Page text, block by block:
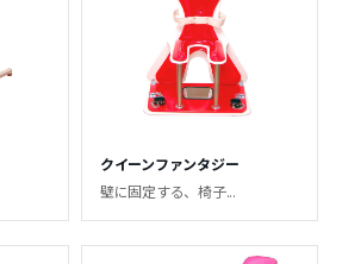
クイーンファンタジー
壁に固定する、椅子...